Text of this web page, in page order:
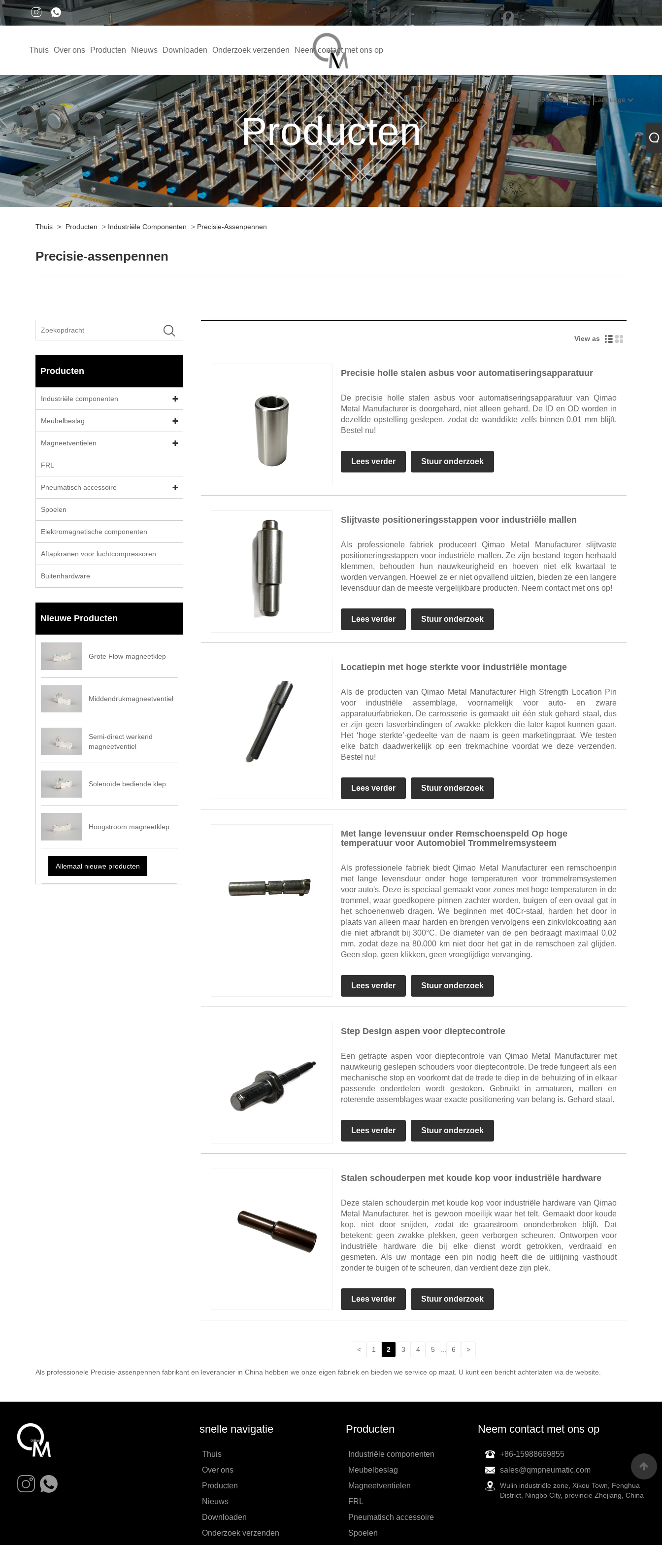
Thuis Over ons Producten Nieuws Downloaden Onderzoek verzenden Neem contact met ons op
sales@qmpneumatic.com +86-15988669855 Language
Producten
Thuis > Producten > Industriële Componenten > Precisie-Assenpennen
Precisie-assenpennen
Producten
Industriële componenten
Meubelbeslag
Magneetventielen
FRL
Pneumatisch accessoire
Spoelen
Elektromagnetische componenten
Aftapkranen voor luchtcompressoren
Buitenhardware
Nieuwe Producten
Grote Flow-magneetklep
Middendrukmagneetventiel
Semi-direct werkend
magneetventiel
Solenoïde bediende klep
Hoogstroom magneetklep
Allemaal nieuwe producten
View as
Precisie holle stalen asbus voor automatiseringsapparatuur
De precisie holle stalen asbus voor automatiseringsapparatuur van Qimao
Metal Manufacturer is doorgehard, niet alleen gehard. De ID en OD worden in
dezelfde opstelling geslepen, zodat de wanddikte zelfs binnen 0,01 mm blijft.
Bestel nu!
Lees verder Stuur onderzoek
Slijtvaste positioneringsstappen voor industriële mallen
Als professionele fabriek produceert Qimao Metal Manufacturer slijtvaste
positioneringsstappen voor industriële mallen. Ze zijn bestand tegen herhaald
klemmen, behouden hun nauwkeurigheid en hoeven niet elk kwartaal te
worden vervangen. Hoewel ze er niet opvallend uitzien, bieden ze een langere
levensduur dan de meeste vergelijkbare producten. Neem contact met ons op!
Lees verder Stuur onderzoek
Locatiepin met hoge sterkte voor industriële montage
Als de producten van Qimao Metal Manufacturer High Strength Location Pin
voor industriële assemblage, voornamelijk voor auto- en zware
apparatuurfabrieken. De carrosserie is gemaakt uit één stuk gehard staal, dus
er zijn geen lasverbindingen of zwakke plekken die later kapot kunnen gaan.
Het ‘hoge sterkte’-gedeelte van de naam is geen marketingpraat. We testen
elke batch daadwerkelijk op een trekmachine voordat we deze verzenden.
Bestel nu!
Lees verder Stuur onderzoek
Met lange levensuur onder Remschoenspeld Op hoge
temperatuur voor Automobiel Trommelremsysteem
Als professionele fabriek biedt Qimao Metal Manufacturer een remschoenpin
met lange levensduur onder hoge temperaturen voor trommelremsystemen
voor auto's. Deze is speciaal gemaakt voor zones met hoge temperaturen in de
trommel, waar goedkopere pinnen zachter worden, buigen of een ovaal gat in
het schoenenweb dragen. We beginnen met 40Cr-staal, harden het door in
plaats van alleen maar harden en brengen vervolgens een zinkvlokcoating aan
die niet afbrandt bij 300°C. De diameter van de pen bedraagt ​​maximaal 0,02
mm, zodat deze na 80.000 km niet door het gat in de remschoen zal glijden.
Geen slop, geen klikken, geen vroegtijdige vervanging.
Lees verder Stuur onderzoek
Step Design aspen voor dieptecontrole
Een getrapte aspen voor dieptecontrole van Qimao Metal Manufacturer met
nauwkeurig geslepen schouders voor dieptecontrole. De trede fungeert als een
mechanische stop en voorkomt dat de trede te diep in de behuizing of in elkaar
passende onderdelen wordt gestoken. Gebruikt in armaturen, mallen en
roterende assemblages waar exacte positionering van belang is. Gehard staal.
Lees verder Stuur onderzoek
Stalen schouderpen met koude kop voor industriële hardware
Deze stalen schouderpin met koude kop voor industriële hardware van Qimao
Metal Manufacturer, het is gewoon moeilijk waar het telt. Gemaakt door koude
kop, niet door snijden, zodat de graanstroom ononderbroken blijft. Dat
betekent: geen zwakke plekken, geen verborgen scheuren. Ontworpen voor
industriële hardware die bij elke dienst wordt getrokken, verdraaid en
gesmeten. Als uw montage een pin nodig heeft die de uitlijning vasthoudt
zonder te buigen of te scheuren, dan verdient deze zijn plek.
Lees verder Stuur onderzoek
< 1 2 3 4 5 6 >
Als professionele Precisie-assenpennen fabrikant en leverancier in China hebben we onze eigen fabriek en bieden we service op maat. U kunt een bericht achterlaten via de website.
snelle navigatie
Thuis
Over ons
Producten
Nieuws
Downloaden
Onderzoek verzenden
Producten
Industriële componenten
Meubelbeslag
Magneetventielen
FRL
Pneumatisch accessoire
Spoelen
Neem contact met ons op
+86-15988669855
sales@qmpneumatic.com
Wulin industriële zone, Xikou Town, Fenghua
District, Ningbo City, provincie Zhejiang, China